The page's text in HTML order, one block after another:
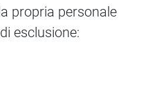
propria personale
esclusione: